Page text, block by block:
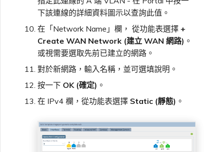
下該連線的詳細資料圖示以查詢此值。
在「Network Name」欄， 從功能表選擇 +
Create WAN Network (建立 WAN 網路) 。
或視需要選取先前已建立的網路。
對於新網路，輸入名稱，並可選填說明。
按一下 OK (確定) 。
在 IPv4 欄，從功能表選擇 Static (靜態) 。